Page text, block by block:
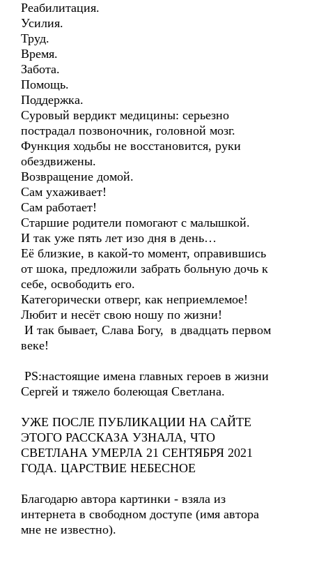
Реабилитация.
Усилия.
Труд.
Время.
Забота.
Помощь.
Поддержка.
Суровый вердикт медицины: серьезно
пострадал позвоночник, головной мозг.
Функция ходьбы не восстановится, руки
обездвижены.
Возвращение домой.
Сам ухаживает!
Сам работает!
Старшие родители помогают с малышкой.
И так уже пять лет изо дня в день…
Её близкие, в какой-то момент, оправившись
от шока, предложили забрать больную дочь к
себе, освободить его.
Категорически отверг, как неприемлемое!
Любит и несёт свою ношу по жизни!
И так бывает, Слава Богу, в двадцать первом
веке!
PS:настоящие имена главных героев в жизни
Сергей и тяжело болеющая Светлана.
УЖЕ ПОСЛЕ ПУБЛИКАЦИИ НА САЙТЕ
ЭТОГО РАССКАЗА УЗНАЛА, ЧТО
СВЕТЛАНА УМЕРЛА 21 СЕНТЯБРЯ 2021
ГОДА. ЦАРСТВИЕ НЕБЕСНОЕ
Благодарю автора картинки - взяла из
интернета в свободном доступе (имя автора
мне не известно).